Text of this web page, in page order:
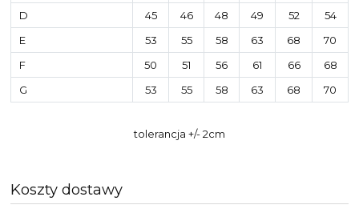
D
45 46 48 49 52
54
E
53 55 58 63 68
70
F
50 51 56 61 66
68
G
53 55 58 63 68 70
tolerancja +/- 2cm
Koszty dostawy